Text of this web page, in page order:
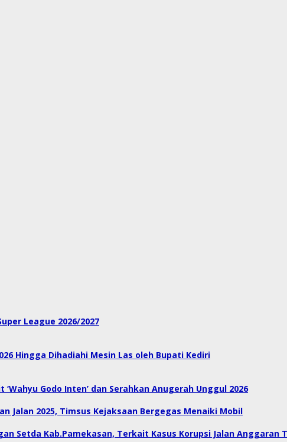
League 2026/2027
Hingga Dihadiahi Mesin Las oleh Bupati Kediri
Godo Inten’ dan Serahkan Anugerah Unggul 2026
Jalan 2025, Timsus Kejaksaan Bergegas Menaiki Mobil
Setda Kab.Pamekasan, Terkait Kasus Korupsi Jalan Anggaran